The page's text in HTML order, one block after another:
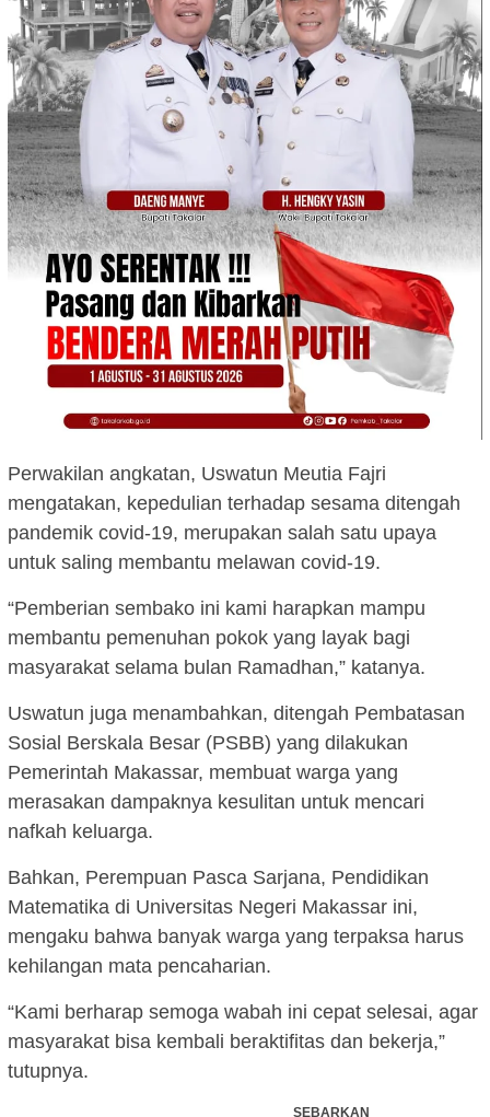
Perwakilan angkatan, Uswatun Meutia Fajri
mengatakan, kepedulian terhadap sesama ditengah
pandemik covid-19, merupakan salah satu upaya
untuk saling membantu melawan covid-19.
“Pemberian sembako ini kami harapkan mampu
membantu pemenuhan pokok yang layak bagi
masyarakat selama bulan Ramadhan,” katanya.
Uswatun juga menambahkan, ditengah Pembatasan
Sosial Berskala Besar (PSBB) yang dilakukan
Pemerintah Makassar, membuat warga yang
merasakan dampaknya kesulitan untuk mencari
nafkah keluarga.
Bahkan, Perempuan Pasca Sarjana, Pendidikan
Matematika di Universitas Negeri Makassar ini,
mengaku bahwa banyak warga yang terpaksa harus
kehilangan mata pencaharian.
“Kami berharap semoga wabah ini cepat selesai, agar
masyarakat bisa kembali beraktifitas dan bekerja,”
tutupnya.
SEBARKAN